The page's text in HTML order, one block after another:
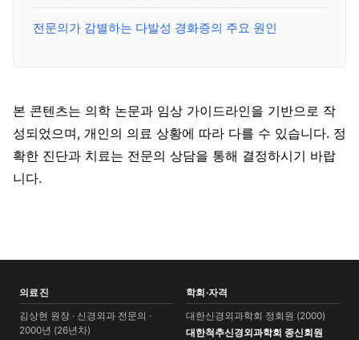
전문의가 감별하는 다발성 경화증의 주요 원인
본 콘텐츠는 의학 논문과 임상 가이드라인을 기반으로 작
성되었으며, 개인의 의료 상황에 따라 다를 수 있습니다. 정
확한 진단과 치료는 전문의 상담을 통해 결정하시기 바랍
니다.
의료진
김상현 원장 · 신경외과 전문의 ·
2000년 (26년차)
학회·자격
대한신경외과학회 정회원 (2000)
대한척추신경외과학회 종신회원